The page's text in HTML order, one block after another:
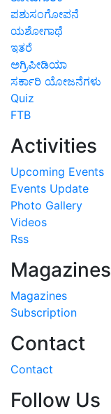
ಪಶುಸಂಗೋಪನೆ
ಯಶೋಗಾಥೆ
ಇತರೆ
ಅಗ್ರಿಪೀಡಿಯಾ
ಸರ್ಕಾರಿ ಯೋಜನೆಗಳು
Quiz
FTB
Activities
Upcoming Events
Events Update
Photo Gallery
Videos
Rss
Magazines
Magazines
Subscription
Contact
Contact
Follow Us